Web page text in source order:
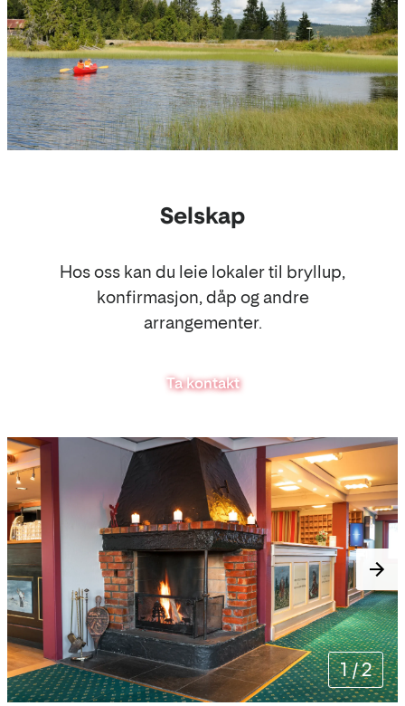
Selskap
Hos oss kan du leie lokaler til bryllup,
konfirmasjon, dåp og andre
arrangementer.
Ta kontakt
1 /2